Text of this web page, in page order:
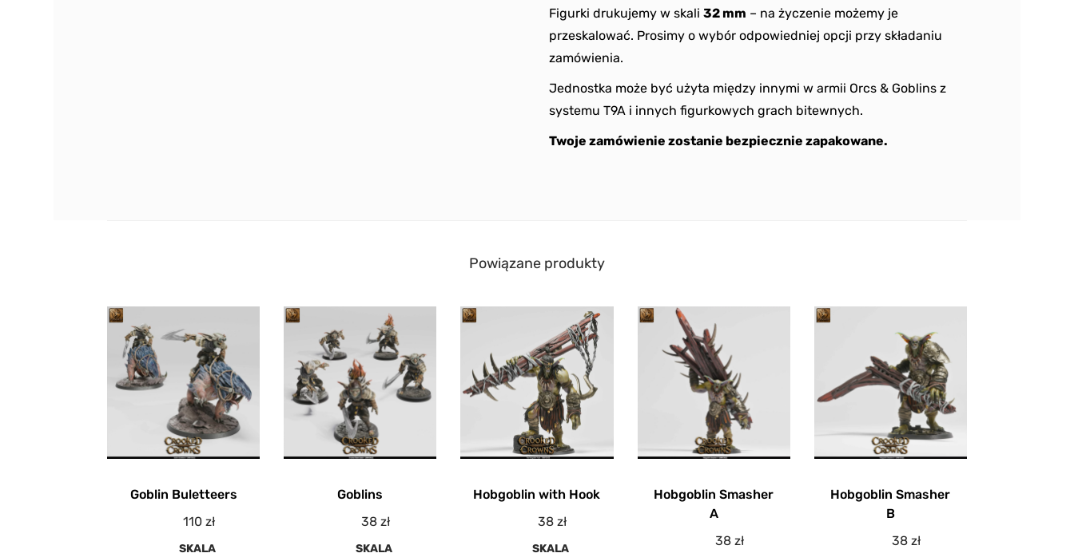
Figurki drukujemy w skali 32 mm – na życzenie możemy je
przeskalować. Prosimy o wybór odpowiedniej opcji przy składaniu
zamówienia.
Jednostka może być użyta między innymi w armii Orcs & Goblins z
systemu T9A i innych figurkowych grach bitewnych.
Twoje zamówienie zostanie bezpiecznie zapakowane.
Powiązane produkty
Goblin Buletteers
110zł
SKALA
Goblins
38zł
SKALA
Hobgoblin with Hook
38zł
SKALA
Hobgoblin Smasher
A
38 zł
Hobgoblin Smasher
B
38 zł